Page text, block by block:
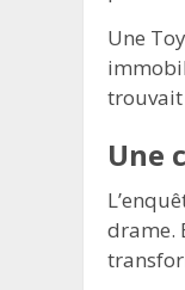
Une
trouvait
Une
drame.